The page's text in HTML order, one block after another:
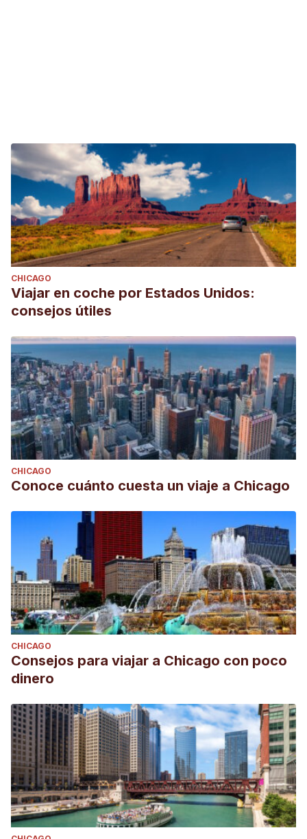
CHICAGO
Viajar en coche por Estados Unidos:
consejos útiles
CHICAGO
Conoce cuánto cuesta un viaje a Chicago
CHICAGO
Consejos para viajar a Chicago con poco
dinero